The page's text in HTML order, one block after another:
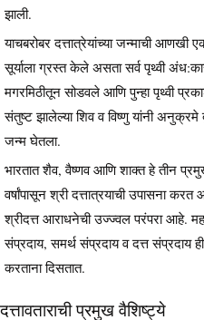
झाली.
याचबरोबर दत्तात्रेयांच्या जन्माची
सूर्याला ग्रस्त केले असता सर्व पृथ्वी
मगरमिठीतून सोडवले आणि पुन्हा पृथ्वी
संतुष्ट झालेल्या शिव व विष्णु यांनी अनुक्रमे
जन्म घेतला.
भारतात शैव, वैष्णव आणि शाक्त हे तीन
वर्षांपासून श्री दत्तात्रयाची उपासना
श्रीदत्त आराधनेची उज्ज्वल परंपरा आहे.
संप्रदाय, समर्थ संप्रदाय व दत्त संप्रदाय
करताना दिसतात.
दत्तावताराची प्रमुख वैशिष्ट्ये